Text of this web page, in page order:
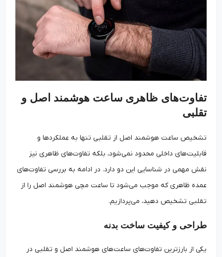
تفاوت‌های ظاهری ساعت هوشمند اصل و
تقلبی
تشخیص ساعت هوشمند اصل از تقلبی تنها به عملکردها و
قابلیت‌های داخلی محدود نمی‌شود، بلکه تفاوت‌های ظاهری نیز
نقش مهمی در شناسایی این دو دارد. در ادامه به بررسی تفاوت‌های
عمده ظاهری که موجب می‌شود تا ساعت‌ مچی هوشمند اصل را از
تقلبی تشخیص دهید، می‌پردازیم.
طراحی و کیفیت ساخت بدنه
یکی از بارزترین تفاوت‌های ساعت‌های هوشمند اصل و تقلبی در